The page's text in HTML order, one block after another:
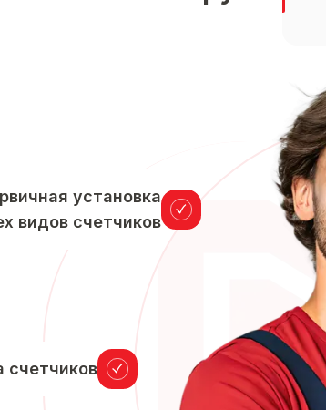
установка
видов счетчиков
счетчиков